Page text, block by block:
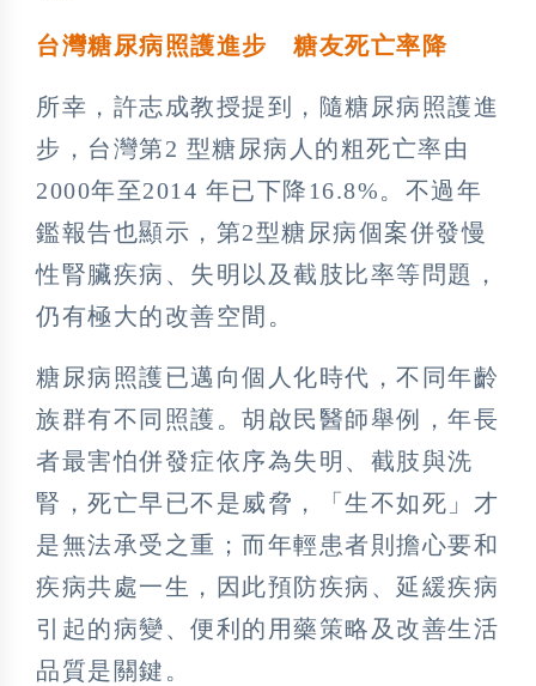
台灣糖尿病照護進步 糖友死亡率降
所幸，許志成教授提到，隨糖尿病照護進
步，台灣第2 型糖尿病人的粗死亡率由
2000年至2014 年已下降16.8%。不過年
鑑報告也顯示，第2型糖尿病個案併發慢
性腎臟疾病、失明以及截肢比率等問題，
仍有極大的改善空間。
糖尿病照護已邁向個人化時代，不同年齡
族群有不同照護。胡啟民醫師舉例，年長
者最害怕併發症依序為失明、截肢與洗
腎，死亡早已不是威脅，「生不如死」才
是無法承受之重；而年輕患者則擔心要和
疾病共處一生，因此預防疾病、延緩疾病
引起的病變、便利的用藥策略及改善生活
品質是關鍵。